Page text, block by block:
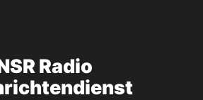
Radio